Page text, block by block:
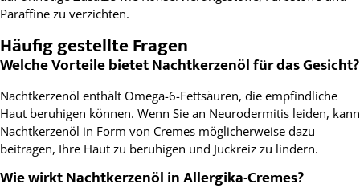
Paraffine zu verzichten.
Häufig gestellte Fragen
Welche Vorteile bietet Nachtkerzenöl für das Gesicht?
Nachtkerzenöl enthält Omega-6-Fettsäuren, die empfindliche
Haut beruhigen können. Wenn Sie an Neurodermitis leiden, kann
Nachtkerzenöl in Form von Cremes möglicherweise dazu
beitragen, Ihre Haut zu beruhigen und Juckreiz zu lindern.
Wie wirkt Nachtkerzenöl in Allergika-Cremes?